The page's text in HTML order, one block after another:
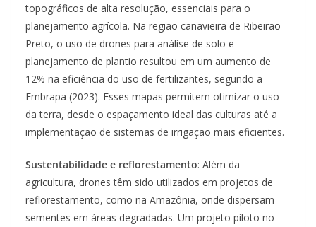
topográficos de alta resolução, essenciais para o
planejamento agrícola. Na região canavieira de Ribeirão
Preto, o uso de drones para análise de solo e
planejamento de plantio resultou em um aumento de
12% na eficiência do uso de fertilizantes, segundo a
Embrapa (2023). Esses mapas permitem otimizar o uso
da terra, desde o espaçamento ideal das culturas até a
implementação de sistemas de irrigação mais eficientes.
Sustentabilidade e reflorestamento: Além da
agricultura, drones têm sido utilizados em projetos de
reflorestamento, como na Amazônia, onde dispersam
sementes em áreas degradadas. Um projeto piloto no